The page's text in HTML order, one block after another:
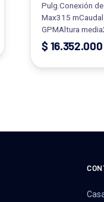
Pulg.Conexión
Max315
GPMAltura
$ 16.352.000